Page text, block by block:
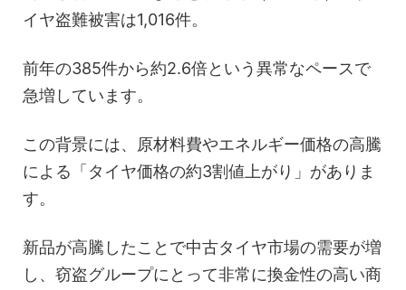
イヤ盗難被害は1,016件。
前年の385件から約2.6倍という異常なペースで
急増しています。
この背景には、原材料費やエネルギー価格の高騰
による「タイヤ価格の約3割値上がり」がありま
す。
新品が高騰したことで中古タイヤ市場の需要が増
し、窃盗グループにとって非常に換金性の高い商